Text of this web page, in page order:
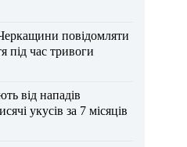
повідомляти
під час тривоги
від нападів
укусів за 7 місяців